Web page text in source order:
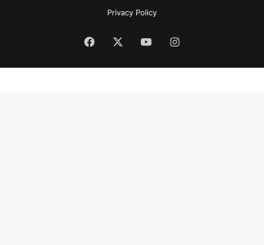
Privacy Policy
Facebook YouTubeInstagram